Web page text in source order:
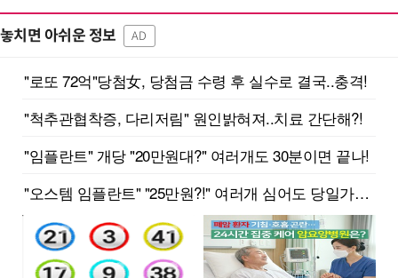
놓치면 아쉬운 정보 AD